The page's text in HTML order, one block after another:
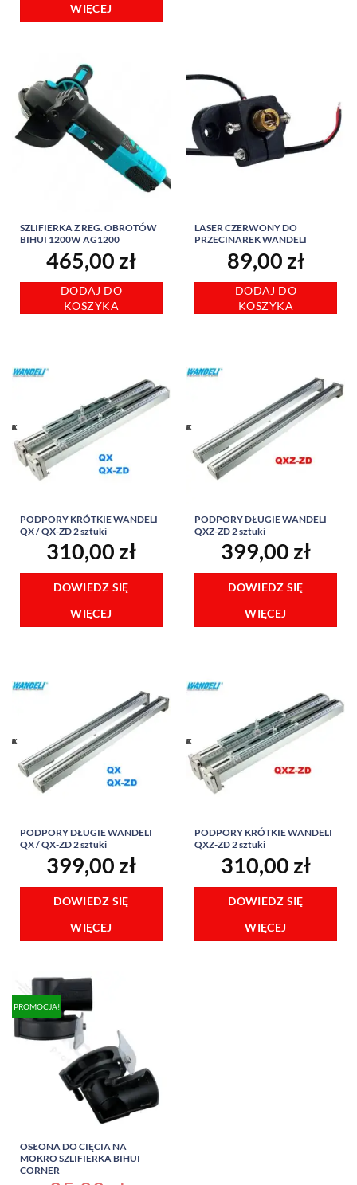
WIĘCEJ
SZLIFIERKA Z REG. OBROTÓW
BIHUI 1200W AG1200
465,00 zł
DODAJ DO
KOSZYKA
LASER CZERWONY DO
PRZECINAREK WANDELI
89,00 zł
DODAJ DO
KOSZYKA
PODPORY KRÓTKIE WANDELI
QX / QX-ZD 2 sztuki
310,00 zł
DOWIEDZ SIĘ
WIĘCEJ
PODPORY DŁUGIE WANDELI
QXZ-ZD 2 sztuki
399,00 zł
DOWIEDZ SIĘ
WIĘCEJ
PODPORY DŁUGIE WANDELI
QX / QX-ZD 2 sztuki
399,00 zł
DOWIEDZ SIĘ
WIĘCEJ
PODPORY KRÓTKIE WANDELI
QXZ-ZD 2 sztuki
310,00 zł
DOWIEDZ SIĘ
WIĘCEJ
PROMOCJA!
OSŁONA DO CIĘCIA NA
MOKRO SZLIFIERKA BIHUI
CORNER